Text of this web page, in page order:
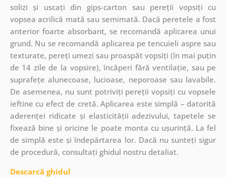
solizi și uscați din gips-carton sau pereții vopsiți cu
vopsea acrilică mată sau semimată. Dacă peretele a fost
anterior foarte absorbant, se recomandă aplicarea unui
grund. Nu se recomandă aplicarea pe tencuieli aspre sau
texturate, pereți umezi sau proaspăt vopsiți (în mai puțin
de 14 zile de la vopsire), încăperi fără ventilație, sau pe
suprafețe alunecoase, lucioase, neporoase sau lavabile.
De asemenea, nu sunt potriviți pereții vopsiți cu vopsele
ieftine cu efect de cretă. Aplicarea este simplă – datorită
aderenței ridicate și elasticității adezivului, tapetele se
fixează bine și oricine le poate monta cu ușurință. La fel
de simplă este și îndepărtarea lor. Dacă nu sunteți sigur
de procedură, consultați ghidul nostru detaliat.
Descarcă ghidul